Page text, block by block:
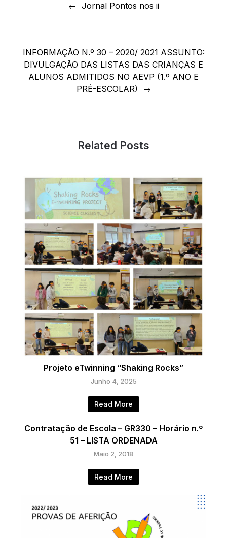
Jornal Pontos nos ii
INFORMAÇÃO N.º 30 – 2020/ 2021 ASSUNTO:
DIVULGAÇÃO DAS LISTAS DAS CRIANÇAS E
ALUNOS ADMITIDOS NO AEVP (1.º ANO E
PRÉ-ESCOLAR)
Related Posts
Projeto eTwinning “Shaking Rocks”
Junho 4, 2025
Read More
Contratação de Escola – GR330 – Horário n.º
51 – LISTA ORDENADA
Maio 2, 2018
Read More